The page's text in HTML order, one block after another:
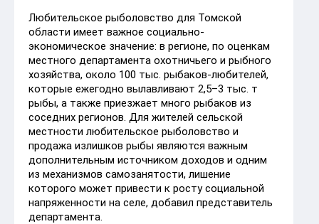
Любительское рыболовство для Томской
области имеет важное социально-
экономическое значение: в регионе, по оценкам
местного департамента охотничьего и рыбного
хозяйства, около 100 тыс. рыбаков-любителей,
которые ежегодно вылавливают 2,5–3 тыс. т
рыбы, а также приезжает много рыбаков из
соседних регионов. Для жителей сельской
местности любительское рыболовство и
продажа излишков рыбы являются важным
дополнительным источником доходов и одним
из механизмов самозанятости, лишение
которого может привести к росту социальной
напряженности на селе, добавил представитель
департамента.